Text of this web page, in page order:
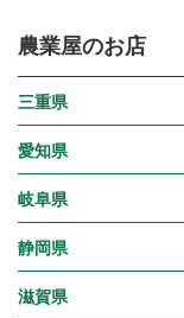
農業屋のお店
三重県
愛知県
岐阜県
静岡県
滋賀県